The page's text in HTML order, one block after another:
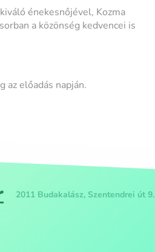
énekesnőjével, Kozma
a közönség kedvencei is
az előadás napján.
2011 Budakalász, Szentendrei út 9.